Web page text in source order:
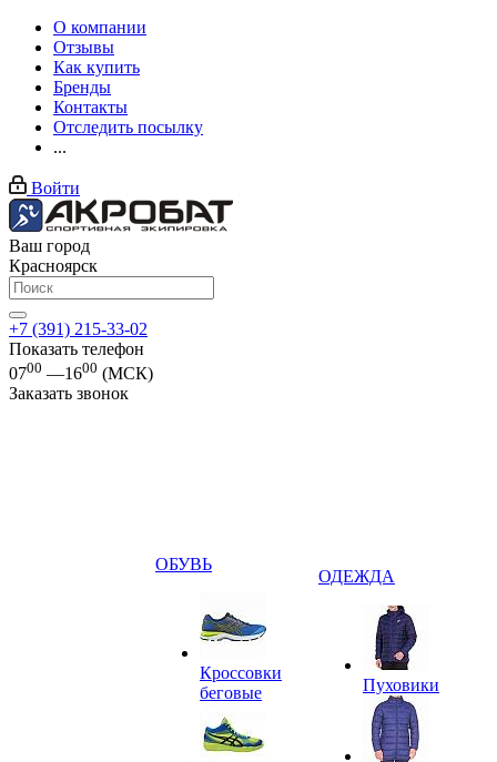
О компании
Отзывы
Как купить
Бренды
Контакты
Отследить посылку
...
Войти
Ваш город
Красноярск
+7 (391) 215-33-02
Показать телефон
0700 —1600 (МСК)
Заказать звонок
ОБУВЬ
Кроссовки
беговые
ОДЕЖДА
Пуховики